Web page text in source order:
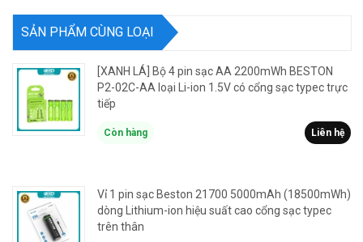
SẢN PHẨM CÙNG LOẠI
[XANH LÁ] Bộ 4 pin sạc AA 2200mWh BESTON
P2-02C-AA loại Li-ion 1.5V có cổng sạc typec trực
tiếp
Còn hàng Liên hệ
Vỉ 1 pin sạc Beston 21700 5000mAh (18500mWh)
dòng Lithium-ion hiệu suất cao cổng sạc typec
trên thân